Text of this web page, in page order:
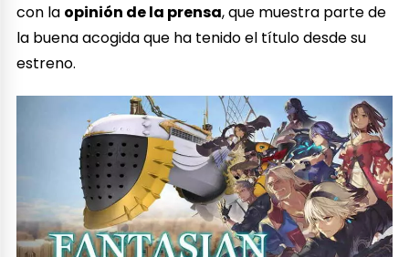
con la opinión de la prensa, que muestra parte de
la buena acogida que ha tenido el título desde su
estreno.